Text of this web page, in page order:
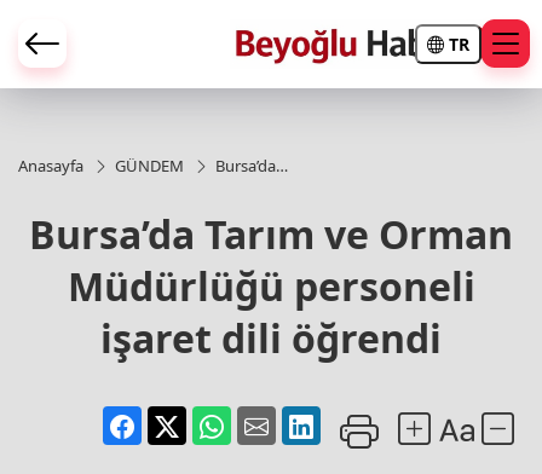
TR
Anasayfa GÜNDEM
Bursa’da
Müdürlüğü
personeli
işaret dili
öğrendi
Bursa’da Tarım ve Orman
Müdürlüğü personeli
işaret dili öğrendi